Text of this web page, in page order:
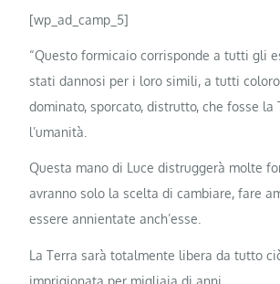
[wp_ad_camp_5]
“Questo formicaio corrisponde a tutti gli
stati dannosi per i loro simili, a tutti
dominato, sporcato, distrutto, che fosse la
l’umanità.
Questa mano di Luce distruggerà molte
avranno solo la scelta di cambiare, fare
essere annientate anch’esse.
La Terra sarà totalmente libera da tutto
imprigionata per migliaia di anni.